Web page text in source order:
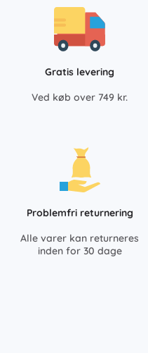
Gratis levering
Ved køb over 749 kr.
Problemfri returnering
Alle varer kan returneres
inden for 30 dage